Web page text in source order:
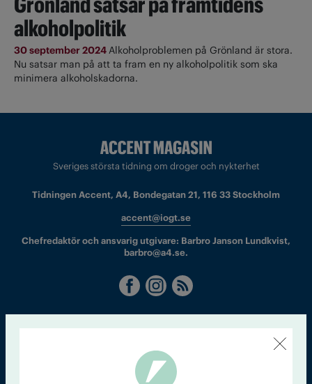
alkoholpolitik
30 september 2024Alkoholproblemen på Grönland är stora.
Nu satsar man på att ta fram en ny alkoholpolitik som ska
minimera alkoholskadorna.
Sveriges största tidning om droger och nykterhet
Tidningen Accent, A4, Bondegatan 21, 116 33 Stockholm
accent@iogt.se
Chefredaktör och ansvarig utgivare: Barbro Janson Lundkvist,
barbro@a4.se.